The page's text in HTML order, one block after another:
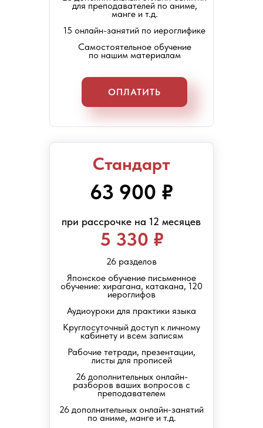
для преподавателей по аниме,
манге и т.д.
15 онлайн-занятий по иероглифике
Cамостоятельное обучение
по нашим материалам
Стандарт
26 разделов
Японское обучение письменное
обучение: хирагана, катакана, 120
иероглифов
Аудиоуроки для практики языка
Круглосуточный доступ к личному
кабинету и всем записям
Рабочие тетради, презентации,
листы для прописей
26 дополнительных онлайн-
разборов ваших вопросов с
преподавателем
26 дополнительных онлайн-занятий
по аниме, манге и т.д.
ОПЛАТИТЬ
5 330 ₽
при рассрочке на 12 месяцев
63 900 ₽